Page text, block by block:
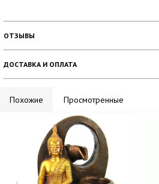
ОТЗЫВЫ
ДОСТАВКА И ОПЛАТА
Похожие Просмотренные